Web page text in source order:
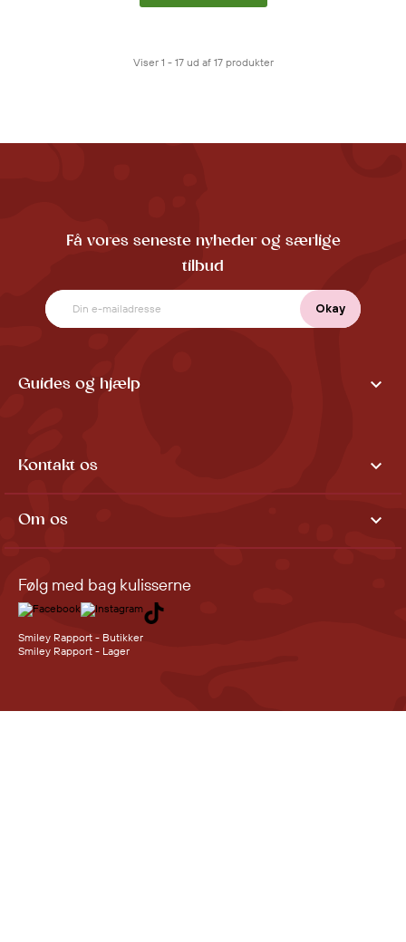
Viser 1 - 17 ud af 17 produkter
Få vores seneste nyheder og særlige
tilbud
Guides og hjælp 
Kontakt os 
Om os 
Følg med bag kulisserne
Smiley Rapport - Butikker
Smiley Rapport - Lager